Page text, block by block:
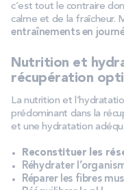
c’est tout le contraire
calme et de la fraîcheur.
entraînements en
Nutrition et
récupération
La nutrition et
prédominant dans la
et une hydratation
Reconstituer les
Réhydrater
Réparer les fibres